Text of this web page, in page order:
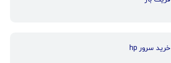
خرید سرور hp